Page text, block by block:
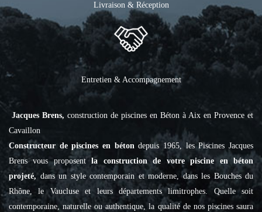
Livraison & Réception
Entretien & Accompagnement
Jacques Brens, construction de piscines en Béton à Aix en Provence et
Cavaillon
Constructeur de piscines en bétondepuis 1965, les Piscines Jacques
Brens vous proposentla construction de votre piscine en béton
projeté, dans un style contemporain et moderne, dans les Bouches du
Rhône, le Vaucluse et leurs départements limitrophes. Quelle soit
contemporaine, naturelle ou authentique, la qualité de nos piscines saura